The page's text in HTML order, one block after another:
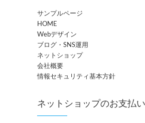
サンプルページ
HOME
Webデザイン
ブログ・SNS運用
ネットショップ
会社概要
情報セキュリティ基本方針
ネットショップのお支払い